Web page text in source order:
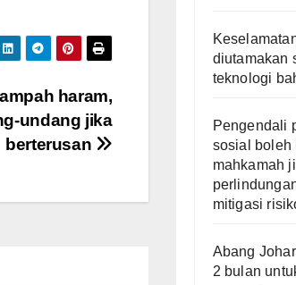
haram,
undang jika
berterusan
diutamakan
teknologi
Pengendali
sosial boleh
mahkamah
mitigasi
Abang
2 bulan